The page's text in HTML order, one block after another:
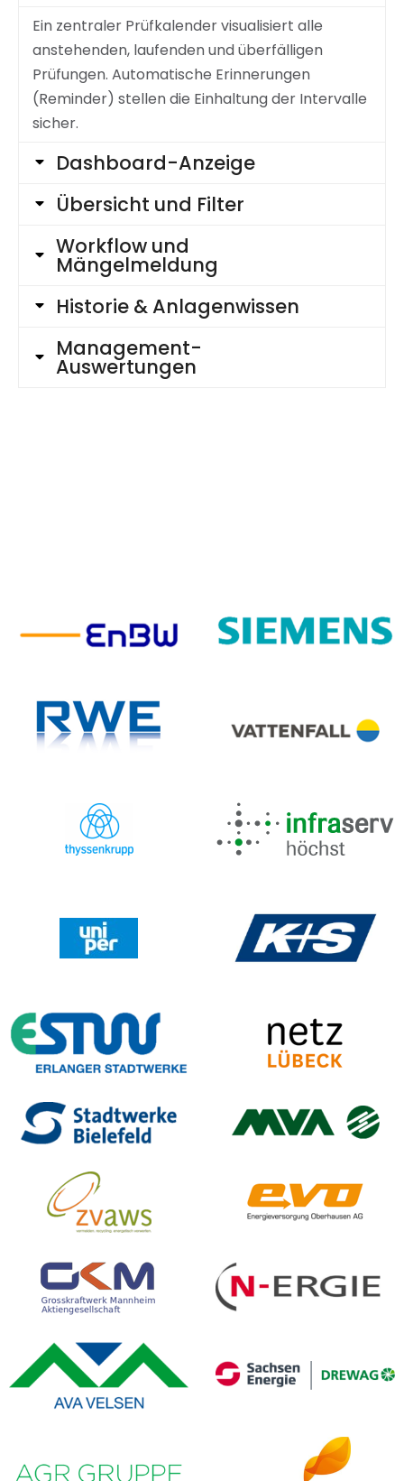
Ein zentraler Prüfkalender visualisiert alle
anstehenden, laufenden und überfälligen
Prüfungen. Automatische Erinnerungen
(Reminder) stellen die Einhaltung der Intervalle
sicher.
Dashboard-Anzeige
Übersicht und Filter
Workflow und
Mängelmeldung
Historie & Anlagenwissen
Management-
Auswertungen